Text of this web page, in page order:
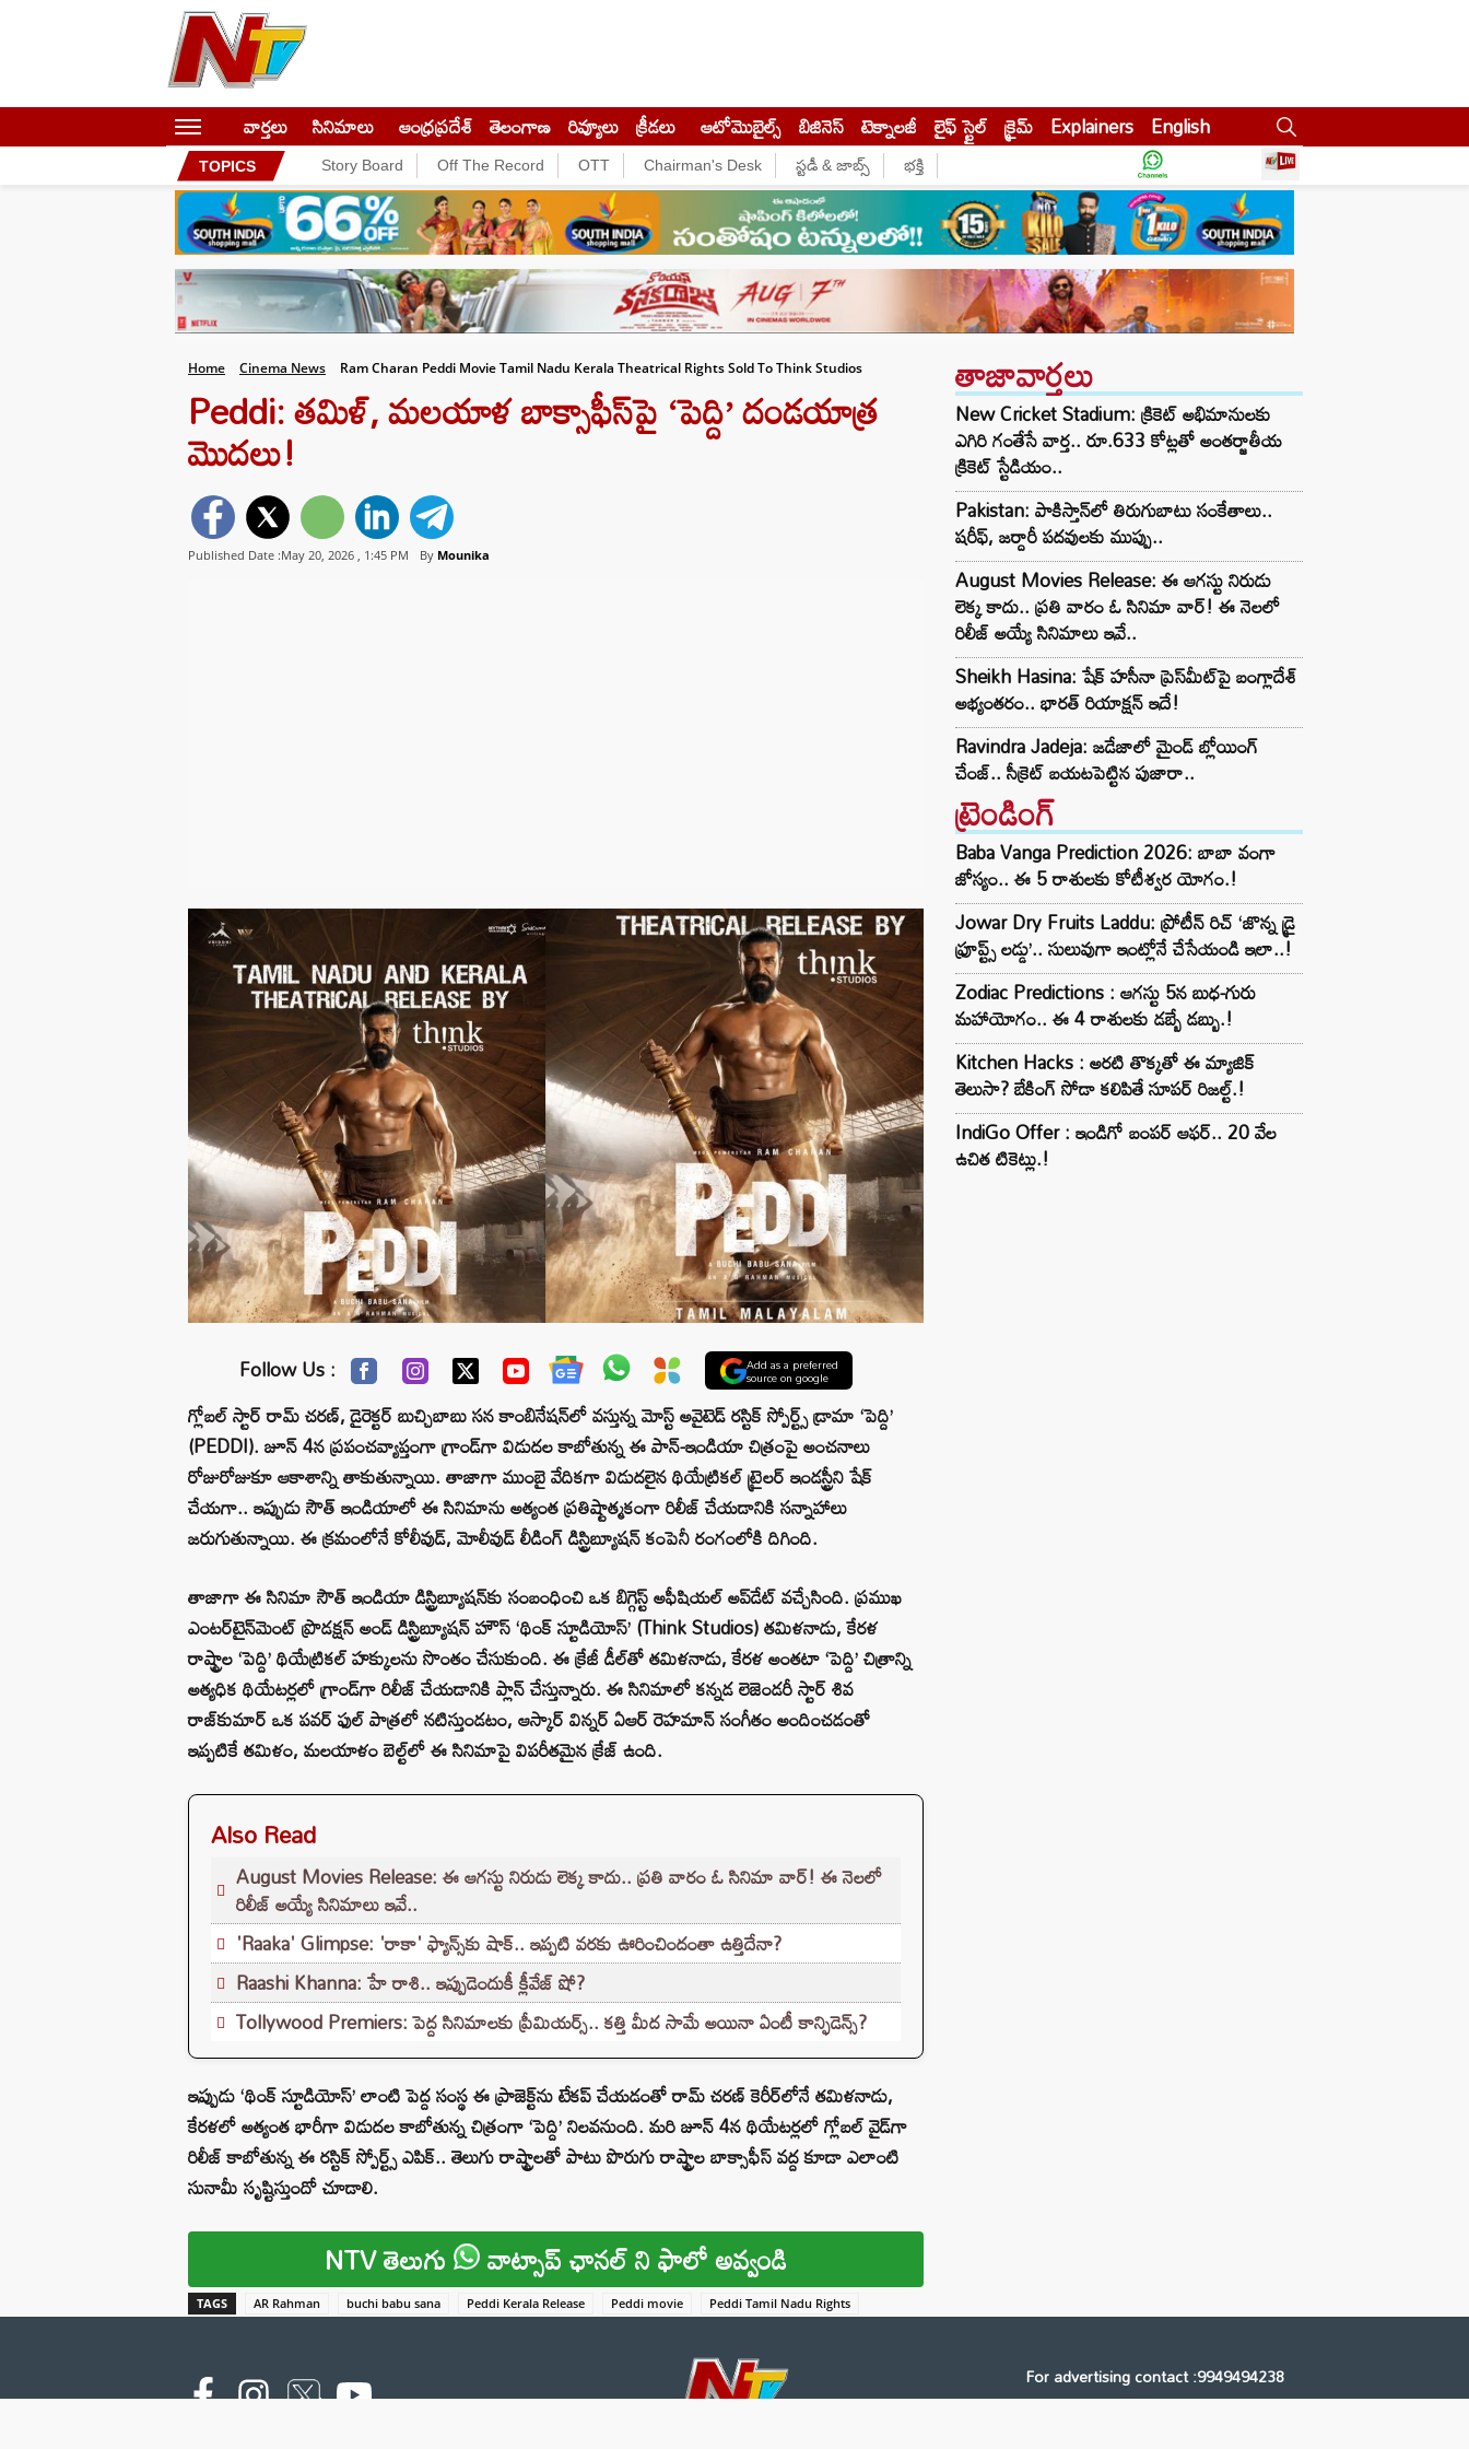
వార్తలు సినిమాలు ఆంధ్రప్రదేశ్ తెలంగాణ రివ్యూలు క్రీడలు ఆటోమొబైల్స్ బిజినెస్‌ టెక్నాలజీ లైఫ్ స్టైల్ క్రైమ్ Explainers English
TOPICS Story Board Off The Record OTT Chairman's Desk స్టడీ & జాబ్స్ భక్తి
Home Cinema News Ram Charan Peddi Movie Tamil Nadu Kerala Theatrical Rights Sold To Think Studios
Peddi: తమిళ్, మలయాళ బాక్సాఫీస్‌పై ‘పెద్ది’ దండయాత్ర
మొదలు!
Published Date :May 20, 2026 , 1:45 PM By Mounika
Follow Us : Add as a preferred
source on google
గ్లోబల్ స్టార్ రామ్ చరణ్, డైరెక్టర్ బుచ్చిబాబు సన కాంబినేషన్‌లో వస్తున్న మోస్ట్ అవైటెడ్ రస్టిక్ స్పోర్ట్స్ డ్రామా ‘పెద్ది’
(PEDDI). జూన్ 4న ప్రపంచవ్యాప్తంగా గ్రాండ్‌గా విడుదల కాబోతున్న ఈ పాన్-ఇండియా చిత్రంపై అంచనాలు
రోజురోజుకూ ఆకాశాన్ని తాకుతున్నాయి. తాజాగా ముంబై వేదికగా విడుదలైన థియేట్రికల్ ట్రైలర్ ఇండస్ట్రీని షేక్
చేయగా.. ఇప్పుడు సౌత్ ఇండియాలో ఈ సినిమాను అత్యంత ప్రతిష్టాత్మకంగా రిలీజ్ చేయడానికి సన్నాహాలు
జరుగుతున్నాయి. ఈ క్రమంలోనే కోలీవుడ్, మోలీవుడ్ లీడింగ్ డిస్ట్రిబ్యూషన్ కంపెనీ రంగంలోకి దిగింది.
తాజాగా ఈ సినిమా సౌత్ ఇండియా డిస్ట్రిబ్యూషన్‌కు సంబంధించి ఒక బిగ్గెస్ట్ అఫీషియల్ అప్‌డేట్ వచ్చేసింది. ప్రముఖ
ఎంటర్‌టైన్‌మెంట్ ప్రొడక్షన్ అండ్ డిస్ట్రిబ్యూషన్ హౌస్ ‘థింక్ స్టూడియోస్’ (Think Studios) తమిళనాడు, కేరళ
రాష్ట్రాల ‘పెద్ది’ థియేట్రికల్ హక్కులను సొంతం చేసుకుంది. ఈ క్రేజీ డీల్‌తో తమిళనాడు, కేరళ అంతటా ‘పెద్ది’ చిత్రాన్ని
అత్యధిక థియేటర్లలో గ్రాండ్‌గా రిలీజ్ చేయడానికి ప్లాన్ చేస్తున్నారు. ఈ సినిమాలో కన్నడ లెజెండరీ స్టార్ శివ
రాజ్‌కుమార్ ఒక పవర్ ఫుల్ పాత్రలో నటిస్తుండటం, ఆస్కార్ విన్నర్ ఏఆర్ రెహమాన్ సంగీతం అందించడంతో
ఇప్పటికే తమిళం, మలయాళం బెల్ట్‌లో ఈ సినిమాపై విపరీతమైన క్రేజ్ ఉంది.
Also Read
August Movies Release: ఈ ఆగస్టు నిరుడు లెక్క కాదు.. ప్రతి వారం ఓ సినిమా వార్! ఈ నెలలో
రిలీజ్ అయ్యే సినిమాలు ఇవే..
'Raaka' Glimpse: 'రాకా' ఫ్యాన్స్‌కు షాక్.. ఇప్పటి వరకు ఊరించిందంతా ఉత్తిదేనా?
Raashi Khanna: హే రాశి.. ఇప్పుడెందుకీ క్లీవేజ్ షో?
Tollywood Premiers: పెద్ద సినిమాలకు ప్రీమియర్స్.. కత్తి మీద సామే అయినా ఏంటీ కాన్ఫిడెన్స్?
ఇప్పుడు ‘థింక్ స్టూడియోస్’ లాంటి పెద్ద సంస్థ ఈ ప్రాజెక్ట్‌ను టేకప్ చేయడంతో రామ్ చరణ్ కెరీర్‌లోనే తమిళనాడు,
కేరళలో అత్యంత భారీగా విడుదల కాబోతున్న చిత్రంగా ‘పెద్ది’ నిలవనుంది. మరి జూన్ 4న థియేటర్లలో గ్లోబల్ వైడ్‌గా
రిలీజ్ కాబోతున్న ఈ రస్టిక్ స్పోర్ట్స్ ఎపిక్.. తెలుగు రాష్ట్రాలతో పాటు పొరుగు రాష్ట్రాల బాక్సాఫీస్ వద్ద కూడా ఎలాంటి
సునామీ సృష్టిస్తుందో చూడాలి.
NTV తెలుగు వాట్సాప్ ఛానల్ ని ఫాలో అవ్వండి
TAGS AR Rahman buchi babu sana Peddi Kerala Release Peddi movie Peddi Tamil Nadu Rights
తాజావార్తలు
New Cricket Stadium: క్రికెట్ అభిమానులకు
ఎగిరి గంతేసే వార్త.. రూ.633 కోట్లతో అంతర్జాతీయ
క్రికెట్ స్టేడియం..
Pakistan: పాకిస్తాన్‌లో తిరుగుబాటు సంకేతాలు..
షరీఫ్, జర్దారీ పదవులకు ముప్పు..
August Movies Release: ఈ ఆగస్టు నిరుడు
లెక్క కాదు.. ప్రతి వారం ఓ సినిమా వార్! ఈ నెలలో
రిలీజ్ అయ్యే సినిమాలు ఇవే..
Sheikh Hasina: షేక్ హసీనా ప్రెస్‌మీట్‌పై బంగ్లాదేశ్
అభ్యంతరం.. భారత్ రియాక్షన్ ఇదే!
Ravindra Jadeja: జడేజాలో మైండ్ బ్లోయింగ్
చేంజ్.. సీక్రెట్ బయటపెట్టిన పుజారా..
ట్రెండింగ్‌
Baba Vanga Prediction 2026: బాబా వంగా
జోస్యం.. ఈ 5 రాశులకు కోటీశ్వర యోగం.!
Jowar Dry Fruits Laddu: ప్రోటీన్ రిచ్ ‘జొన్న డ్రై
ఫ్రూప్ట్స్ లడ్డు’.. సులువుగా ఇంట్లోనే చేసేయండి ఇలా..!
Zodiac Predictions : ఆగస్టు 5న బుధ-గురు
మహాయోగం.. ఈ 4 రాశులకు డబ్బే డబ్బు.!
Kitchen Hacks : అరటి తొక్కతో ఈ మ్యాజిక్
తెలుసా? బేకింగ్ సోడా కలిపితే సూపర్ రిజల్ట్.!
IndiGo Offer : ఇండిగో బంపర్ ఆఫర్.. 20 వేల
ఉచిత టికెట్లు.!
For advertising contact :9949494238
Email: digital@ntvnetwork.com